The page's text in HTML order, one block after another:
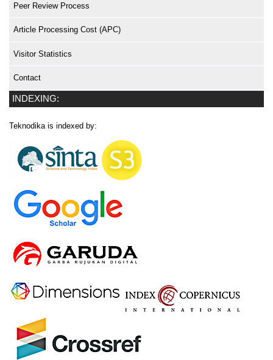
Peer Review Process
Article Processing Cost (APC)
Visitor Statistics
Contact
INDEXING:
Teknodika is indexed by: